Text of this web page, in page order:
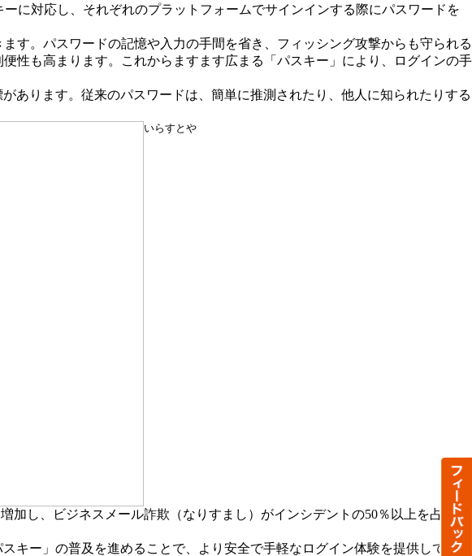
に対応し、それぞれのプラットフォームでサインインする際にパスワードを
す。パスワードの記憶や入力の手間を省き、フィッシング攻撃からも守られる
性も高まります。これからますます広まる「パスキー」により、ログインの手
あります。従来のパスワードは、簡単に推測されたり、他人に知られたりする
いらすとや
加し、ビジネスメール詐欺（なりすまし）がインシデントの50％以上を占める
キー」の普及を進めることで、より安全で手軽なログイン体験を提供していけ